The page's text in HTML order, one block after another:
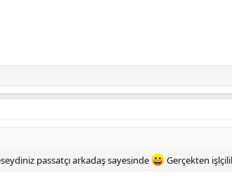
passatçı arkadaş sayesinde
Gerçekten